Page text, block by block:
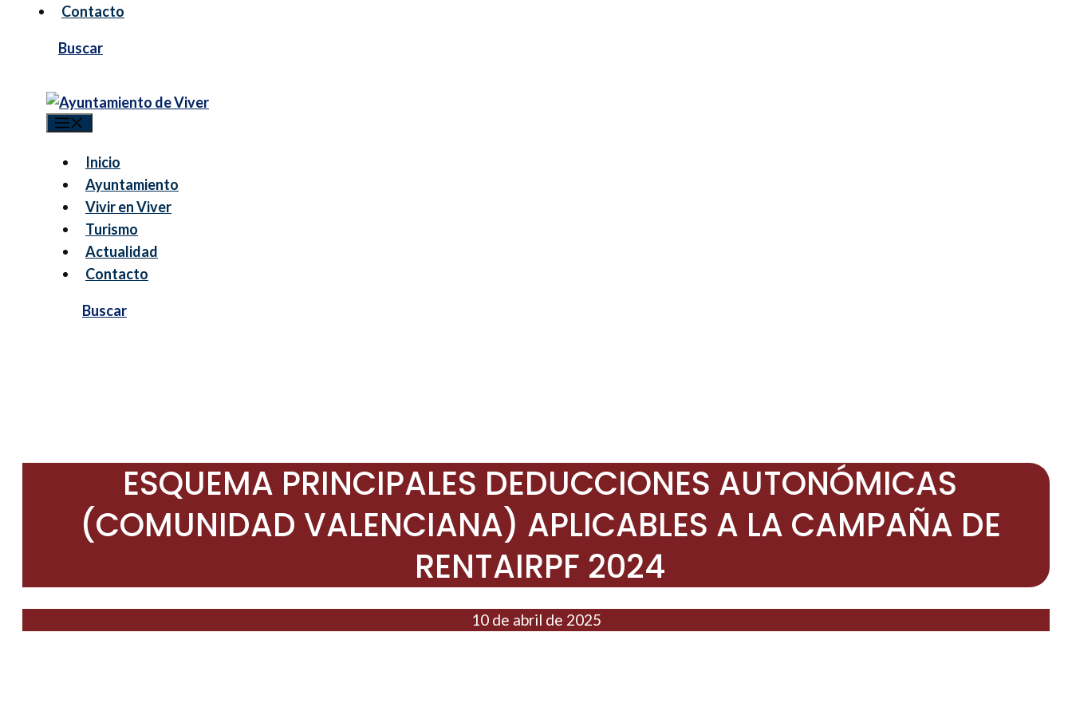
Contacto
Menú
Inicio
Ayuntamiento
Vivir en Viver
Turismo
Actualidad
Contacto
ESQUEMA PRINCIPALES DEDUCCIONES AUTONÓMICAS
(COMUNIDAD VALENCIANA) APLICABLES A LA CAMPAÑA DE
RENTAIRPF 2024
10 de abril de 2025